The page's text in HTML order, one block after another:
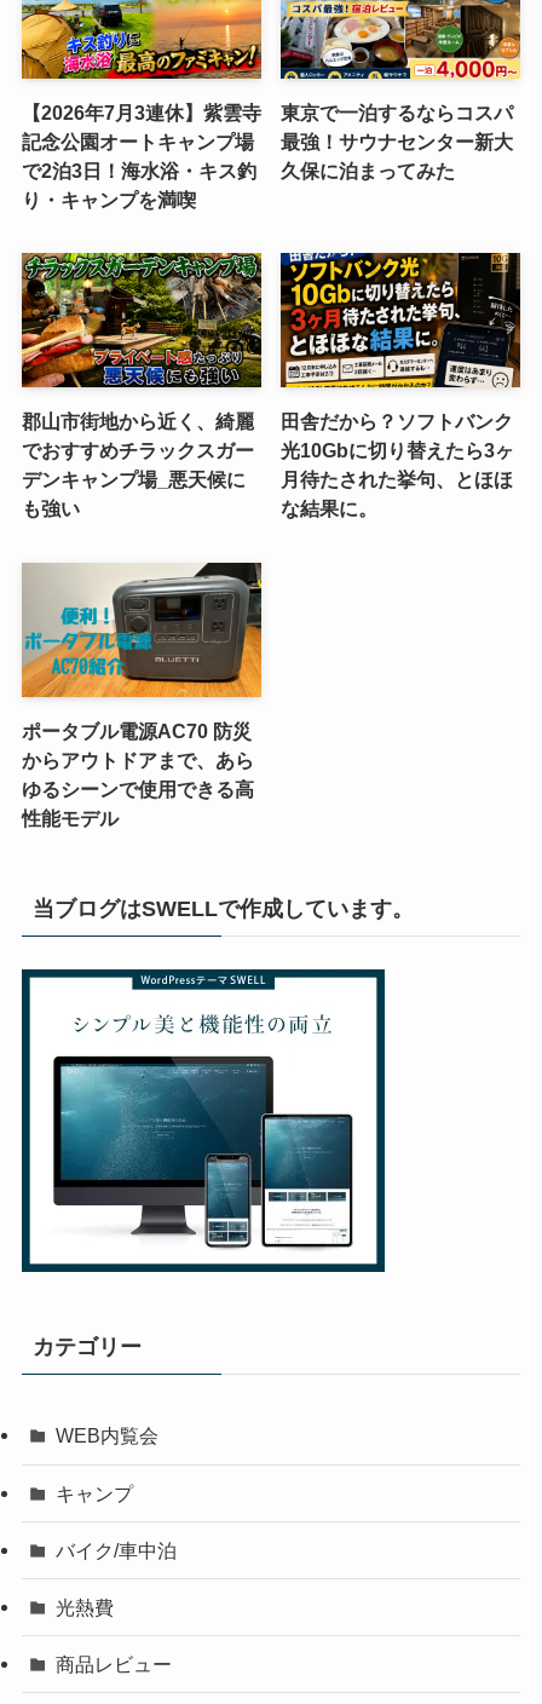
【2026年7月3連休】紫雲寺
記念公園オートキャンプ場
で2泊3日！海水浴・キス釣
り・キャンプを満喫
東京で一泊するならコスパ
最強！サウナセンター新大
久保に泊まってみた
郡山市街地から近く、綺麗
でおすすめチラックスガー
デンキャンプ場_悪天候に
も強い
田舎だから？ソフトバンク
光10Gbに切り替えたら3ヶ
月待たされた挙句、とほほ
な結果に。
ポータブル電源AC70 防災
からアウトドアまで、あら
ゆるシーンで使用できる高
性能モデル
当ブログはSWELLで作成しています。
カテゴリー
WEB内覧会
キャンプ
バイク/車中泊
光熱費
商品レビュー